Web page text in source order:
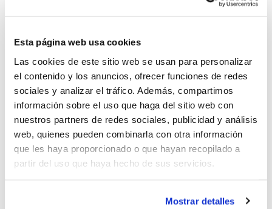
Esta página web usa cookies
Las cookies de este sitio web se usan para personalizar
el contenido y los anuncios, ofrecer funciones de redes
sociales y analizar el tráfico. Además, compartimos
información sobre el uso que haga del sitio web con
nuestros partners de redes sociales, publicidad y análisis
web, quienes pueden combinarla con otra información
que les haya proporcionado o que hayan recopilado a
partir del uso que haya hecho de sus servicios.
Mostrar detalles
Este sábado 21 de enero de 09´00 a 14´00 h. se
celebrará en el Polideportivo Ramón Saez de Xirivella
la 5ª Trobada d´Escoles de Bàsquet que organiza todos
los años el C.B. Xirivella para equipos Pre-Benjamines.
Además del equipo local, participarán también Jovens
Almàssera, C.D. Don Bosco, C.B. Claret, Maristas
Valencia y Picanya Bàsquet.
La actividad reunirá a más de 120 niños y
un área de recreo y actividades lúdicas.